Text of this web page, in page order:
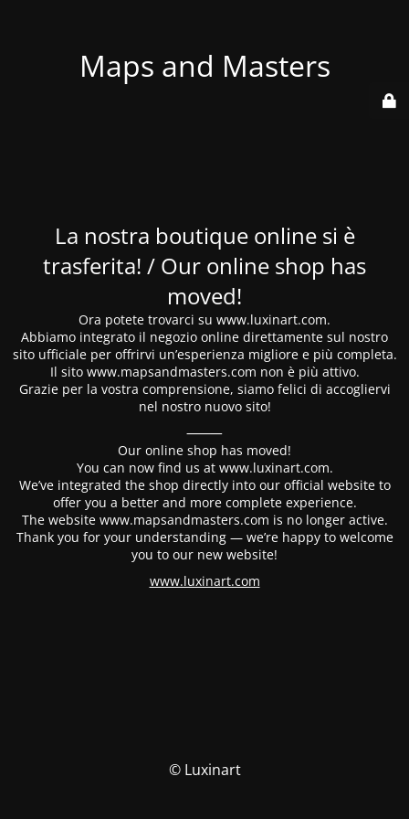
Maps and Masters
La nostra boutique online si è
trasferita! / Our online shop has
moved!
Ora potete trovarci su www.luxinart.com.
Abbiamo integrato il negozio online direttamente sul nostro
sito ufficiale per offrirvi un’esperienza migliore e più completa.
Il sito www.mapsandmasters.com non è più attivo.
Grazie per la vostra comprensione, siamo felici di accogliervi
nel nostro nuovo sito!
⸻
Our online shop has moved!
You can now find us at www.luxinart.com.
We’ve integrated the shop directly into our official website to
offer you a better and more complete experience.
The website www.mapsandmasters.com is no longer active.
Thank you for your understanding — we’re happy to welcome
you to our new website!
www.luxinart.com
© Luxinart